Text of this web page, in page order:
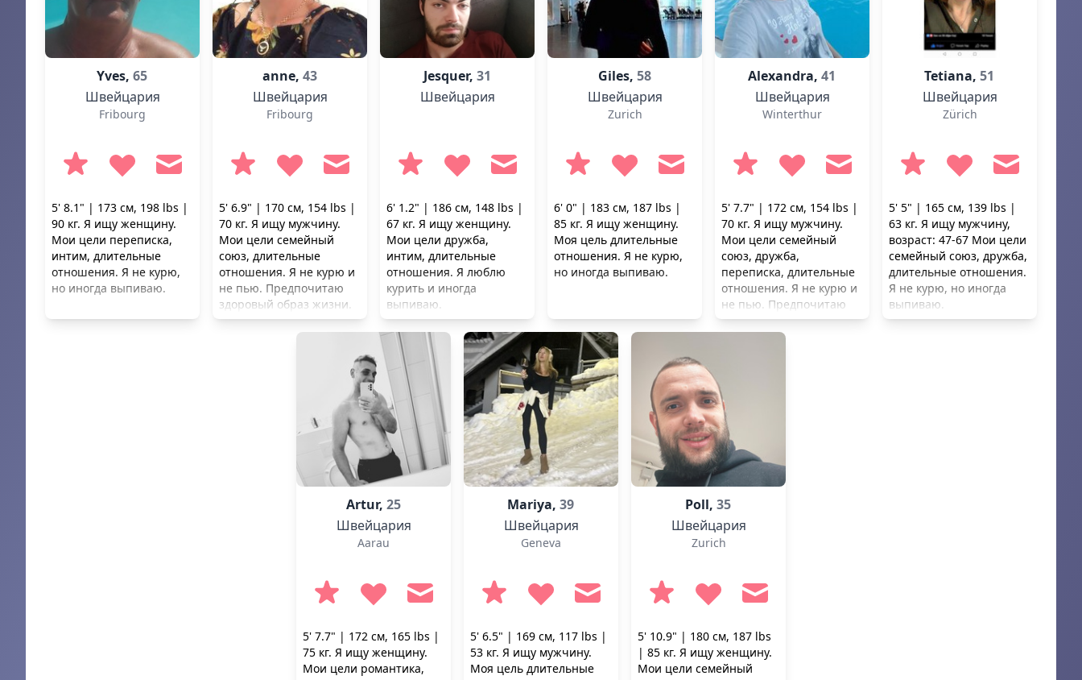
Yves,65
Швейцария
Fribourg
5' 8.1" | 173 см, 198 lbs |
90 кг. Я ищу женщину.
Мои цели переписка,
интим, длительные
отношения. Я не курю,
но иногда выпиваю.
anne, 43
Швейцария
Fribourg
5' 6.9" | 170 см, 154 lbs |
70 кг. Я ищу мужчину.
Мои цели семейный
союз, длительные
отношения. Я не курю и
не пью. Предпочитаю
здоровый образ жизни.
Jesquer, 31
Швейцария
6' 1.2" | 186 см, 148 lbs |
67 кг. Я ищу женщину.
Мои цели дружба,
интим, длительные
отношения. Я люблю
курить и иногда
выпиваю.
Giles, 58
Швейцария
Zurich
6' 0" | 183 см, 187 lbs |
85 кг. Я ищу женщину.
Моя цель длительные
отношения. Я не курю,
но иногда выпиваю.
Alexandra,41
Швейцария
Winterthur
5' 7.7" | 172 см, 154 lbs |
70 кг. Я ищу мужчину.
Мои цели семейный
союз, дружба,
переписка, длительные
отношения. Я не курю и
не пью. Предпочитаю
здоровый образ жизни.
Tetiana,51
Швейцария
Zürich
5' 5" | 165 см, 139 lbs |
63 кг. Я ищу мужчину,
возраст: 47-67 Мои цели
семейный союз, дружба,
длительные отношения.
Я не курю, но иногда
выпиваю.
Artur, 25
Швейцария
Aarau
5' 7.7" | 172 см, 165 lbs |
75 кг. Я ищу женщину.
Мои цели романтика,
Mariya,39
Швейцария
Geneva
5' 6.5" | 169 см, 117 lbs |
53 кг. Я ищу мужчину.
Моя цель длительные
Poll,35
Швейцария
Zurich
5' 10.9" | 180 см, 187 lbs
| 85 кг. Я ищу женщину.
Мои цели семейный